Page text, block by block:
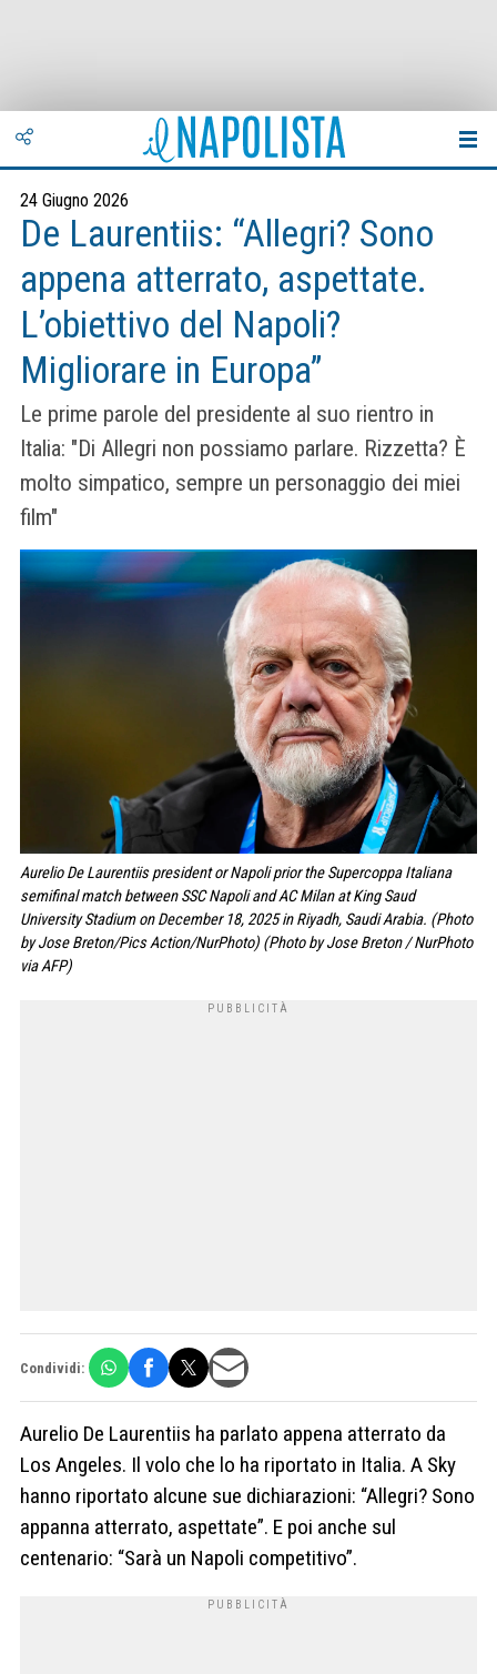
24 Giugno 2026
De Laurentiis: “Allegri? Sono
appena atterrato, aspettate.
L’obiettivo del Napoli?
Migliorare in Europa”
Le prime parole del presidente al suo rientro in
Italia: "Di Allegri non possiamo parlare. Rizzetta? È
molto simpatico, sempre un personaggio dei miei
film"
Aurelio De Laurentiis president or Napoli prior the Supercoppa Italiana
semifinal match between SSC Napoli and AC Milan at King Saud
University Stadium on December 18, 2025 in Riyadh, Saudi Arabia. (Photo
by Jose Breton/Pics Action/NurPhoto) (Photo by Jose Breton / NurPhoto
via AFP)
Condividi:
Aurelio De Laurentiis ha parlato appena atterrato da
Los Angeles. Il volo che lo ha riportato in Italia. A Sky
hanno riportato alcune sue dichiarazioni: “Allegri? Sono
appanna atterrato, aspettate”. E poi anche sul
centenario: “Sarà un Napoli competitivo”.